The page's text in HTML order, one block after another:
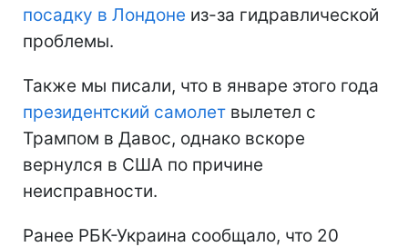
посадку в Лондоне из-за гидравлической
проблемы.
Также мы писали, что в январе этого года
президентский самолет вылетел с
Трампом в Давос, однако вскоре
вернулся в США по причине
неисправности.
Ранее РБК-Украина сообщало, что 20